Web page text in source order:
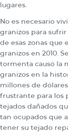
lugares.
No es necesario
granizos para
de esas zonas
granizos en 2010.
tormenta causó la
granizos en la
millones de
frustrante para los
tejados dañados
tan ocupados que
tener su tejado